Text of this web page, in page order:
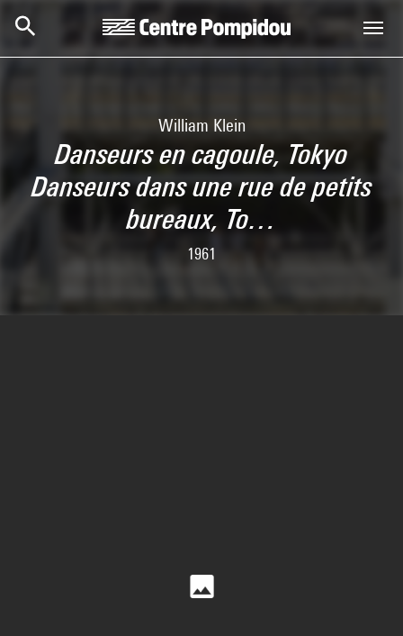
William Klein
Danseurs en cagoule, Tokyo
Danseurs dans une rue de petits
bureaux, To…
1961